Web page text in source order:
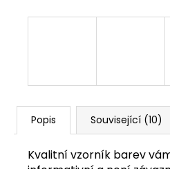
Popis Související (10)
Kvalitní vzorník barev